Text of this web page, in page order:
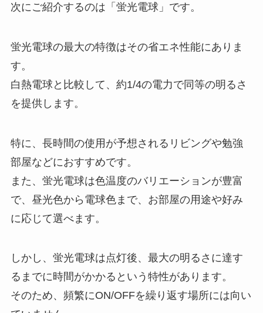
次にご紹介するのは「蛍光電球」です。
蛍光電球の最大の特徴はその省エネ性能にありま
す。
白熱電球と比較して、約1/4の電力で同等の明るさ
を提供します。
特に、長時間の使用が予想されるリビングや勉強
部屋などにおすすめです。
また、蛍光電球は色温度のバリエーションが豊富
で、昼光色から電球色まで、お部屋の用途や好み
に応じて選べます。
しかし、蛍光電球は点灯後、最大の明るさに達す
るまでに時間がかかるという特性があります。
そのため、頻繁にON/OFFを繰り返す場所には向い